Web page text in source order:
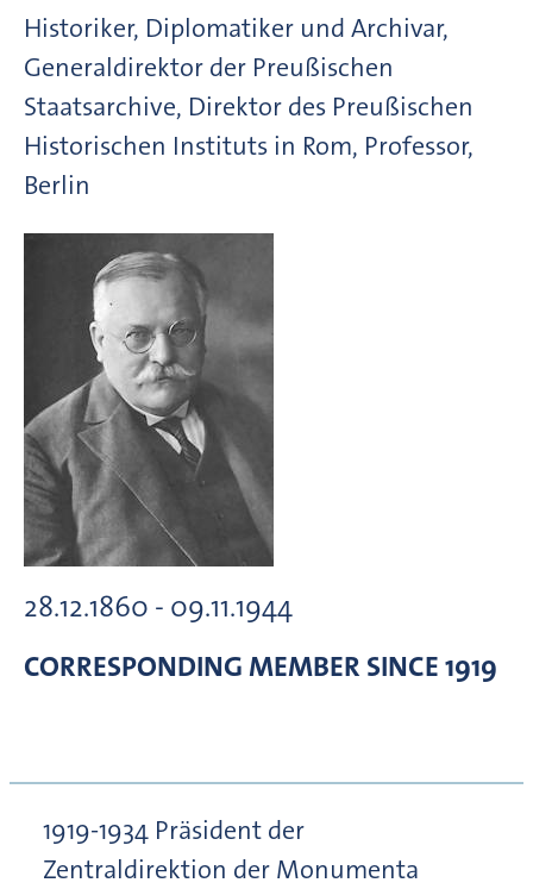
Historiker, Diplomatiker und Archivar,
Generaldirektor der Preußischen
Staatsarchive, Direktor des Preußischen
Historischen Instituts in Rom, Professor,
Berlin
28.12.1860 - 09.11.1944
CORRESPONDING MEMBER SINCE 1919
1919-1934 Präsident der
Zentraldirektion der Monumenta